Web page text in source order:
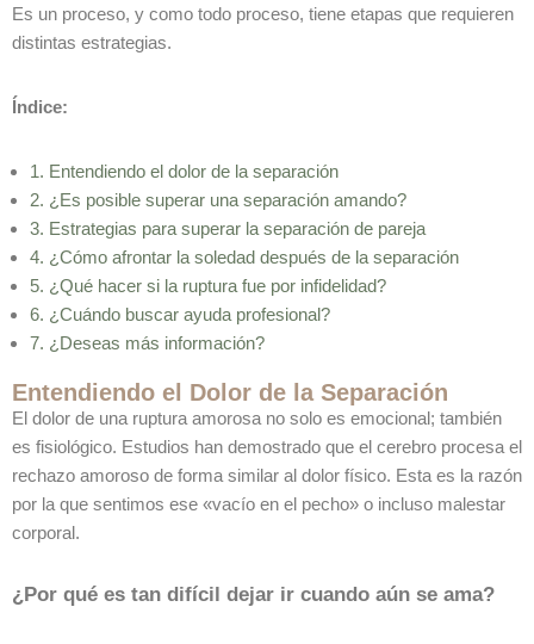
Es un proceso, y como todo proceso, tiene etapas que requieren
distintas estrategias.
Índice:
1. Entendiendo el dolor de la separación
2. ¿Es posible superar una separación amando?
3. Estrategias para superar la separación de pareja
4. ¿Cómo afrontar la soledad después de la separación
5. ¿Qué hacer si la ruptura fue por infidelidad?
6. ¿Cuándo buscar ayuda profesional?
7. ¿Deseas más información?
Entendiendo el Dolor de la Separación
El dolor de una ruptura amorosa no solo es emocional; también
es fisiológico. Estudios han demostrado que el cerebro procesa el
rechazo amoroso de forma similar al dolor físico. Esta es la razón
por la que sentimos ese «vacío en el pecho» o incluso malestar
corporal.
¿Por qué es tan difícil dejar ir cuando aún se ama?